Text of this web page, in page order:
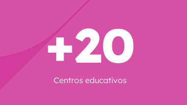
+20
Centros educativos